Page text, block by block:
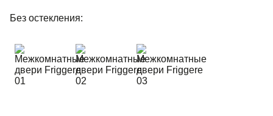
Без остекления: